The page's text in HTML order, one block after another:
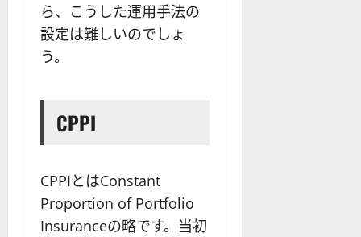
ら、こうした運用手法の
設定は難しいのでしょ
う。
CPPI
CPPIとはConstant
Proportion of Portfolio
Insuranceの略です。当初